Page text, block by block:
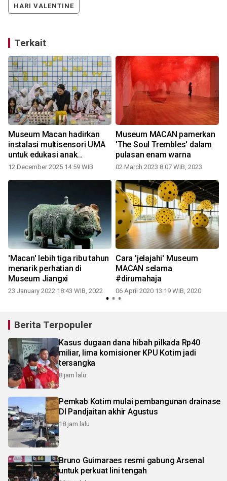
HARI VALENTINE
Terkait
Museum Macan hadirkan
instalasi multisensori UMA
untuk edukasi anak
Nusantara
12 December 2025 14:59 WIB
Museum MACAN pamerkan
'The Soul Trembles' dalam
pulasan enam warna
02 March 2023 8:07 WIB, 2023
'Macan' lebih tiga ribu tahun
menarik perhatian di
Museum Jiangxi
23 January 2022 18:43 WIB, 2022
Cara 'jelajahi' Museum
MACAN selama
#dirumahaja
06 April 2020 13:19 WIB, 2020
Berita Terpopuler
Kasus dugaan dana hibah pilkada Rp40
miliar, lima komisioner KPU Kotim jadi
tersangka
8 jam lalu
Pemkab Kotim mulai pembangunan drainase
DI Pandjaitan akhir Agustus
18 jam lalu
Bruno Guimaraes resmi gabung Arsenal
untuk perkuat lini tengah